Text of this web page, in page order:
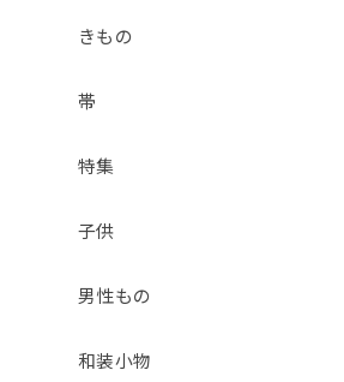
きもの
帯
特集
子供
男性もの
和装小物